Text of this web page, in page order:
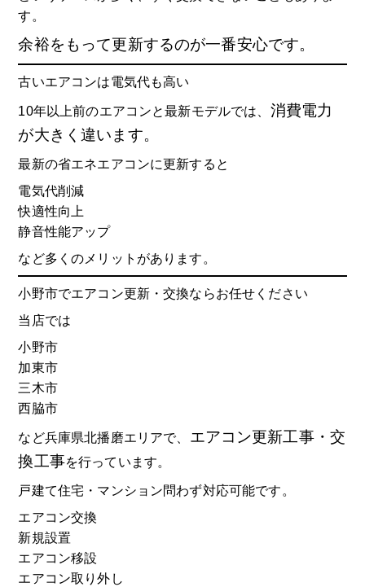
す。
余裕をもって更新するのが一番安心です。
古いエアコンは電気代も高い
10年以上前のエアコンと最新モデルでは、 消費電力
が大きく違います。
最新の省エネエアコンに更新すると
電気代削減
快適性向上
静音性能アップ
など多くのメリットがあります。
小野市でエアコン更新・交換ならお任せください
当店では
小野市
加東市
三木市
西脇市
など兵庫県北播磨エリアで、 エアコン更新工事・交
換工事を行っています。
戸建て住宅・マンション問わず対応可能です。
エアコン交換
新規設置
エアコン移設
エアコン取り外し